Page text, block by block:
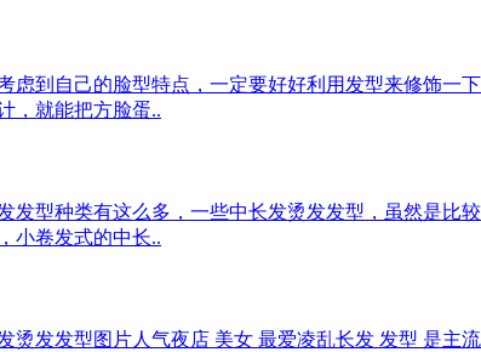
虑到自己的脸型特点，一定要好好利用发型来修饰一
，就能把方脸蛋..
发型种类有这么多，一些中长发烫发发型，虽然是比
小卷发式的中长..
烫发发型图片人气夜店 美女 最爱凌乱长发 发型 是